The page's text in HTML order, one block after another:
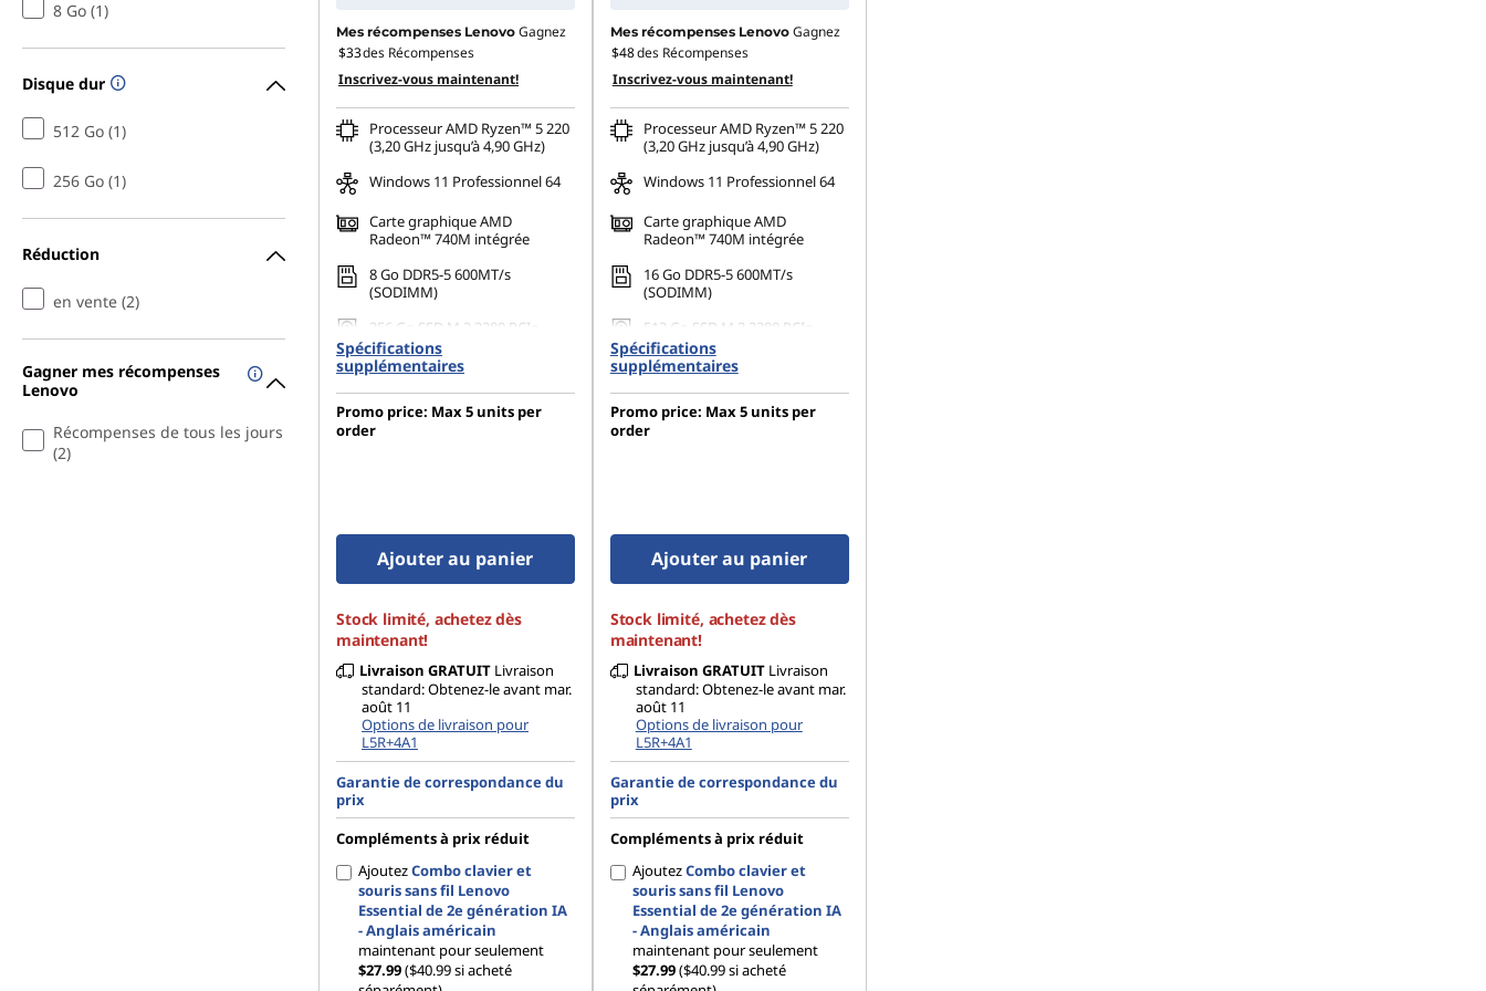
8 Go (1)
Disque dur
512 Go (1)
256 Go (1)
Réduction
en vente (2)
Gagner mes récompenses
Lenovo
Récompenses de tous les jours
(2)
Mes récompenses Lenovo Gagnez
$33des Récompenses
Inscrivez-vous maintenant!
Processeur AMD Ryzen™ 5 220
(3,20 GHz jusqu’à 4,90 GHz)
Windows 11 Professionnel 64
Carte graphique AMD
Radeon™ 740M intégrée
8 Go DDR5-5 600MT/s
(SODIMM)
256 Go SSD M.2 2280 PCIe
Gen4 TLC Opal
Prend en charge jusqu'à 3
moniteurs indépendants
Spécifications
supplémentaires
Promo price: Max 5 units per
order
Ajouter au panier
Stock limité, achetez dès
maintenant!
Livraison GRATUIT Livraison
standard: Obtenez-le avant mar.
août 11
Options de livraison pour
L5R+4A1
Garantie de correspondance du
prix
Compléments à prix réduit
AjoutezCombo clavier et
souris sans fil Lenovo
Essential de 2e génération IA
- Anglais américain
maintenant pour seulement
$27.99($40.99 si acheté
Mes récompenses Lenovo Gagnez
$48des Récompenses
Inscrivez-vous maintenant!
Processeur AMD Ryzen™ 5 220
(3,20 GHz jusqu’à 4,90 GHz)
Windows 11 Professionnel 64
Carte graphique AMD
Radeon™ 740M intégrée
16 Go DDR5-5 600MT/s
(SODIMM)
512 Go SSD M.2 2280 PCIe
Gen4 TLC Opal
Prend en charge jusqu'à 3
moniteurs indépendants
Spécifications
supplémentaires
Promo price: Max 5 units per
order
Ajouter au panier
Stock limité, achetez dès
maintenant!
Livraison GRATUITLivraison
standard: Obtenez-le avant mar.
août 11
Options de livraison pour
L5R+4A1
Garantie de correspondance du
prix
Compléments à prix réduit
AjoutezCombo clavier et
souris sans fil Lenovo
Essential de 2e génération IA
- Anglais américain
maintenant pour seulement
$27.99($40.99 si acheté